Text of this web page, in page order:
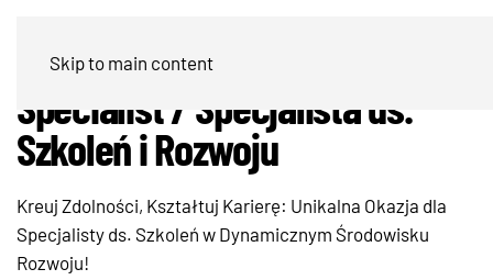
Skip to main content
Learning & Development
Specialist / Specjalista ds.
Szkoleń i Rozwoju
Kreuj Zdolności, Kształtuj Karierę: Unikalna Okazja dla
Specjalisty ds. Szkoleń w Dynamicznym Środowisku
Rozwoju!